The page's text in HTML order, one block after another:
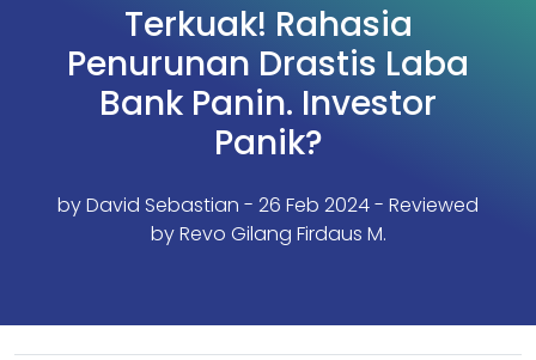
Terkuak! Rahasia
Penurunan Drastis Laba
Bank Panin. Investor
Panik?
byDavid Sebastian - 26 Feb 2024 - Reviewed
by Revo Gilang Firdaus M.